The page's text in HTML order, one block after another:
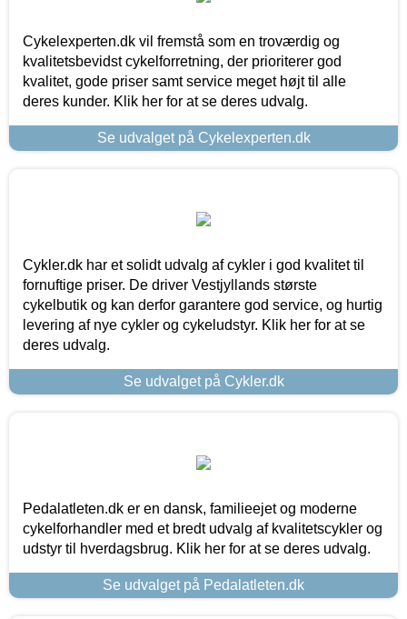
Cykelexperten.dk vil fremstå som en troværdig og
kvalitetsbevidst cykelforretning, der prioriterer god
kvalitet, gode priser samt service meget højt til alle
deres kunder. Klik her for at se deres udvalg.
Se udvalget på Cykelexperten.dk
Cykler.dk har et solidt udvalg af cykler i god kvalitet til
fornuftige priser. De driver Vestjyllands største
cykelbutik og kan derfor garantere god service, og hurtig
levering af nye cykler og cykeludstyr. Klik her for at se
deres udvalg.
Se udvalget på Cykler.dk
Pedalatleten.dk er en dansk, familieejet og moderne
cykelforhandler med et bredt udvalg af kvalitetscykler og
udstyr til hverdagsbrug. Klik her for at se deres udvalg.
Se udvalget på Pedalatleten.dk